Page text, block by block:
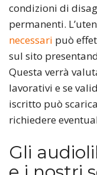
condizioni di
permanenti.
necessari può
sul sito
Questa verrà
lavorativi e se
iscritto può
richiedere
Gli